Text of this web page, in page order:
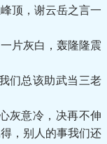
顶，谢云岳之言一
片灰白，轰隆隆震
们总该助武当三老
灰意冷，决再不伸
，别人的事我们还